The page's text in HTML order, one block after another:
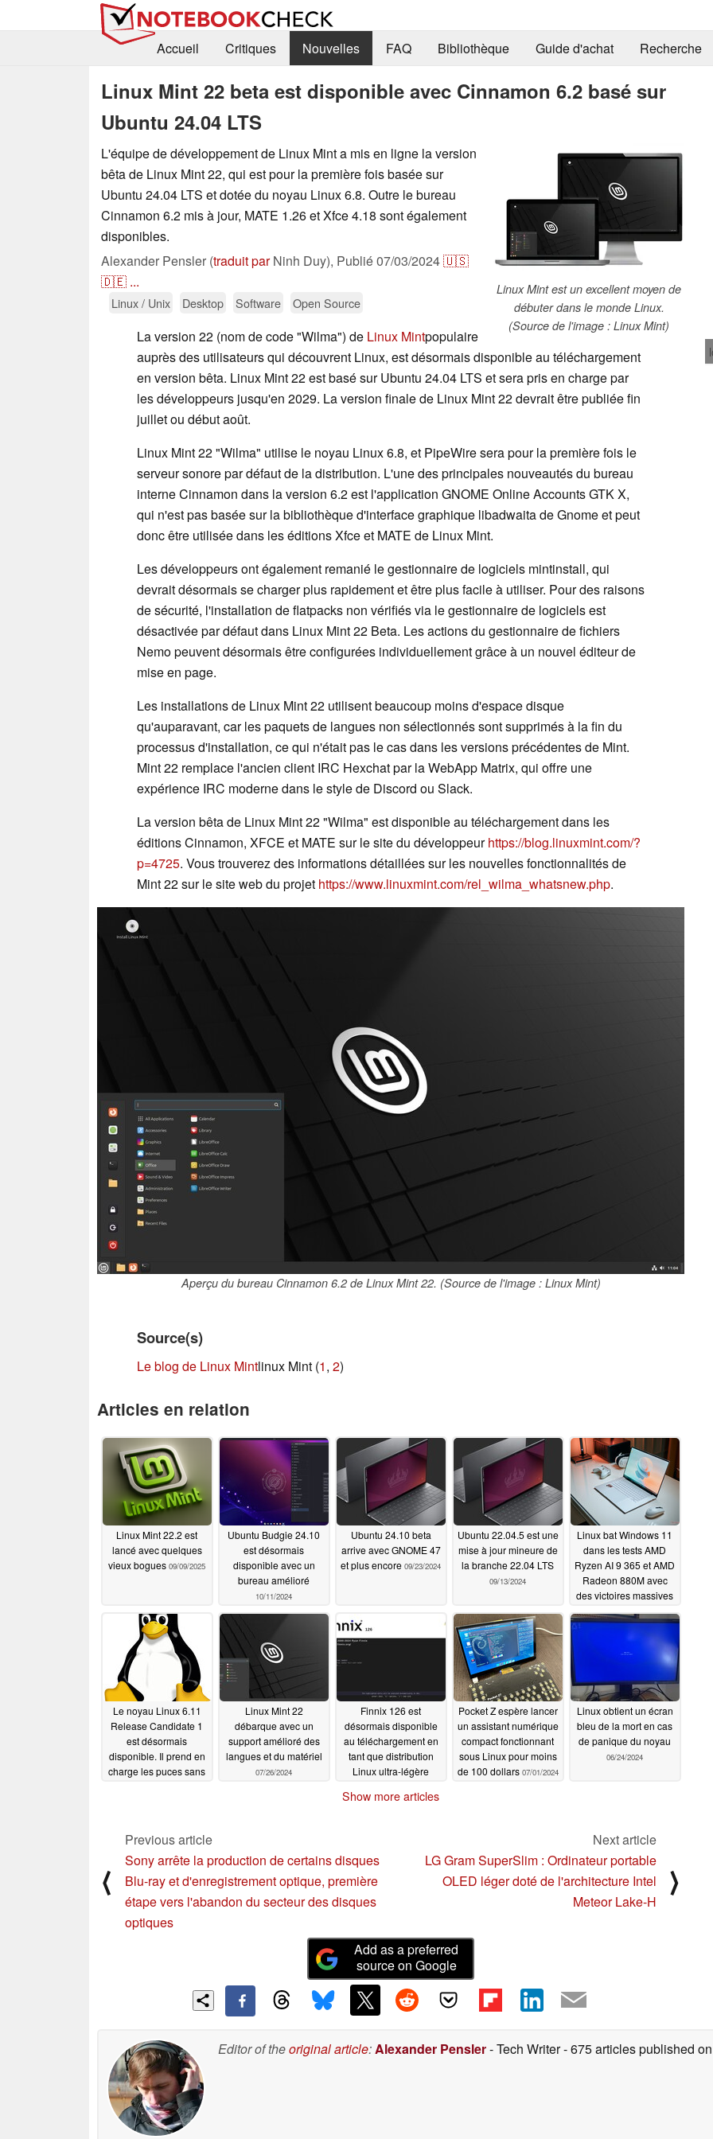
Accueil
Critiques Nouvelles FAQ Bibliothèque Guide d'achat Recherche
Linux Mint 22 beta est disponible avec Cinnamon 6.2 basé sur
Ubuntu 24.04 LTS
Linux Mint est un excellent moyen de
débuter dans le monde Linux.
(Source de l'image : Linux Mint)
L'équipe de développement de Linux Mint a mis en ligne la version
bêta de Linux Mint 22, qui est pour la première fois basée sur
Ubuntu 24.04 LTS et dotée du noyau Linux 6.8. Outre le bureau
Cinnamon 6.2 mis à jour, MATE 1.26 et Xfce 4.18 sont également
disponibles.
Alexander Pensler (traduit parNinh Duy), Publié07/03/2024🇺🇸
🇩🇪 ...
Linux / Unix Desktop Software Open Source
La version 22 (nom de code "Wilma") de Linux Mintpopulaire
auprès des utilisateurs qui découvrent Linux, est désormais disponible au téléchargement
en version bêta. Linux Mint 22 est basé sur Ubuntu 24.04 LTS et sera pris en charge par
les développeurs jusqu'en 2029. La version finale de Linux Mint 22 devrait être publiée fin
juillet ou début août.
Linux Mint 22 "Wilma" utilise le noyau Linux 6.8, et PipeWire sera pour la première fois le
serveur sonore par défaut de la distribution. L'une des principales nouveautés du bureau
interne Cinnamon dans la version 6.2 est l'application GNOME Online Accounts GTK X,
qui n'est pas basée sur la bibliothèque d'interface graphique libadwaita de Gnome et peut
donc être utilisée dans les éditions Xfce et MATE de Linux Mint.
Les développeurs ont également remanié le gestionnaire de logiciels mintinstall, qui
devrait désormais se charger plus rapidement et être plus facile à utiliser. Pour des raisons
de sécurité, l'installation de flatpacks non vérifiés via le gestionnaire de logiciels est
désactivée par défaut dans Linux Mint 22 Beta. Les actions du gestionnaire de fichiers
Nemo peuvent désormais être configurées individuellement grâce à un nouvel éditeur de
mise en page.
Les installations de Linux Mint 22 utilisent beaucoup moins d'espace disque
qu'auparavant, car les paquets de langues non sélectionnés sont supprimés à la fin du
processus d'installation, ce qui n'était pas le cas dans les versions précédentes de Mint.
Mint 22 remplace l'ancien client IRC Hexchat par la WebApp Matrix, qui offre une
expérience IRC moderne dans le style de Discord ou Slack.
La version bêta de Linux Mint 22 "Wilma" est disponible au téléchargement dans les
éditions Cinnamon, XFCE et MATE sur le site du développeurhttps://blog.linuxmint.com/?
p=4725. Vous trouverez des informations détaillées sur les nouvelles fonctionnalités de
Mint 22 sur le site web du projet https://www.linuxmint.com/rel_wilma_whatsnew.php.
Aperçu du bureau Cinnamon 6.2 de Linux Mint 22. (Source de l'image : Linux Mint)
Source(s)
Le blog de Linux Mintlinux Mint (1, 2)
Articles en relation
Linux Mint 22.2 est
lancé avec quelques
vieux bogues 09/09/2025
Ubuntu Budgie 24.10
est désormais
disponible avec un
bureau amélioré
10/11/2024
Ubuntu 24.10 beta
arrive avec GNOME 47
et plus encore 09/23/2024
Ubuntu 22.04.5 est une
mise à jour mineure de
la branche 22.04 LTS
09/13/2024
Linux bat Windows 11
dans les tests AMD
Ryzen AI 9 365 et AMD
Radeon 880M avec
des victoires massives
08/02/2024
Le noyau Linux 6.11
Release Candidate 1
est désormais
disponible. Il prend en
charge les puces sans
Linux Mint 22
débarque avec un
support amélioré des
langues et du matériel
07/26/2024
Finnix 126 est
désormais disponible
au téléchargement en
tant que distribution
Linux ultra-légère
500 Mo07/05/2024
Pocket Z espère lancer
un assistant numérique
compact fonctionnant
sous Linux pour moins
de 100 dollars 07/01/2024
Linux obtient un écran
bleu de la mort en cas
de panique du noyau
06/24/2024
Show more articles
⟨
Previous article
Sony arrête la production de certains disques
Blu-ray et d'enregistrement optique, première
étape vers l'abandon du secteur des disques
optiques
Next article
LG Gram SuperSlim : Ordinateur portable
OLED léger doté de l'architecture Intel
Meteor Lake-H
⟩
Add as a preferred
source on Google
Editor of theoriginal article:Alexander Pensler- Tech Writer- 675 articles published